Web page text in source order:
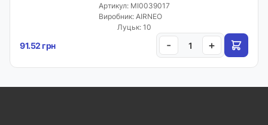
Артикул: MI0039017
Виробник: AIRNEO
Луцьк: 10
91.52 грн - +